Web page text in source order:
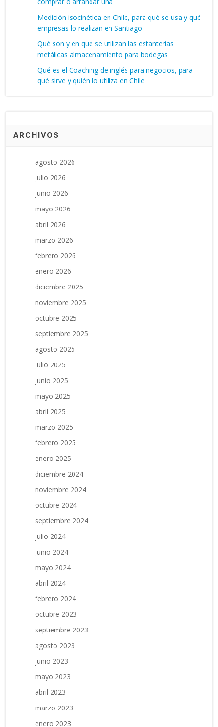
comprar o arrandar una
Medición isocinética en Chile, para qué se usa y qué
empresas lo realizan en Santiago
Qué son y en qué se utilizan las estanterías
metálicas almacenamiento para bodegas
Qué es el Coaching de inglés para negocios, para
qué sirve y quién lo utiliza en Chile
ARCHIVOS
agosto 2026
julio 2026
junio 2026
mayo 2026
abril 2026
marzo 2026
febrero 2026
enero 2026
diciembre 2025
noviembre 2025
octubre 2025
septiembre 2025
agosto 2025
julio 2025
junio 2025
mayo 2025
abril 2025
marzo 2025
febrero 2025
enero 2025
diciembre 2024
noviembre 2024
octubre 2024
septiembre 2024
julio 2024
junio 2024
mayo 2024
abril 2024
febrero 2024
octubre 2023
septiembre 2023
agosto 2023
junio 2023
mayo 2023
abril 2023
marzo 2023
enero 2023